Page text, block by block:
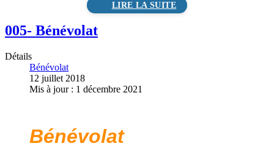
005- Bénévolat
Détails
Bénévolat
12 juillet 2018
Mis à jour : 1 décembre 2021
Bénévolat